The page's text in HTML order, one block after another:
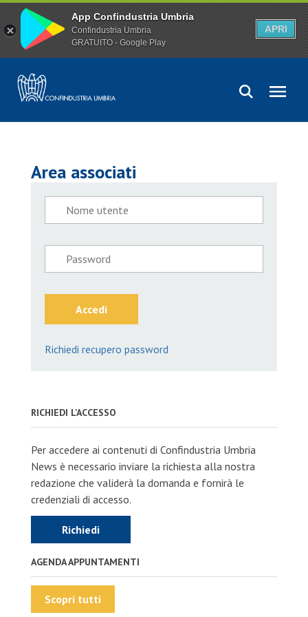
Area associati
Accedi
Richiedi recupero password
RICHIEDI L'ACCESSO
Per accedere ai contenuti di Confindustria Umbria
News è necessario inviare la richiesta alla nostra
redazione che validerà la domanda e fornirà le
credenziali di accesso.
Richiedi
AGENDA APPUNTAMENTI
Scopri tutti
App Confindustria Umbria
Confindustria Umbria
GRATUITO - Google Play
APRI